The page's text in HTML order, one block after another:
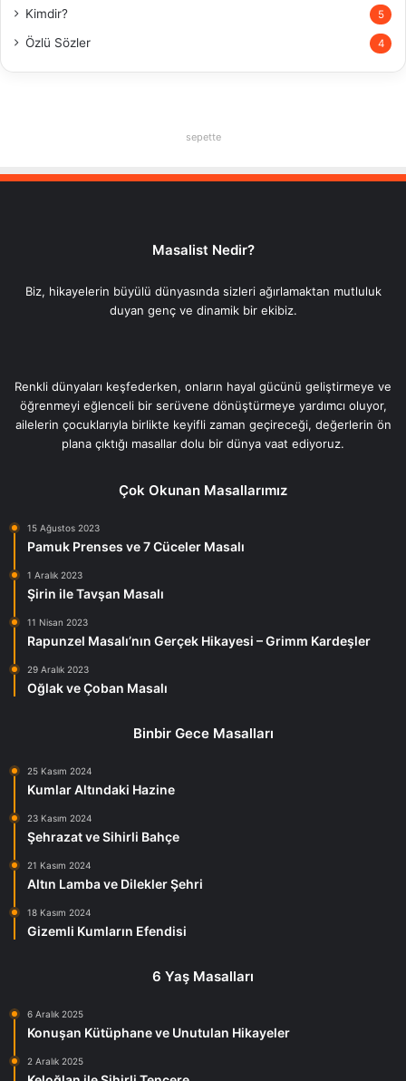
Kimdir? 5
Özlü Sözler 4
sepette
Masalist Nedir?
Biz, hikayelerin büyülü dünyasında sizleri ağırlamaktan mutluluk
duyan genç ve dinamik bir ekibiz.
Renkli dünyaları keşfederken, onların hayal gücünü geliştirmeye ve
öğrenmeyi eğlenceli bir serüvene dönüştürmeye yardımcı oluyor,
ailelerin çocuklarıyla birlikte keyifli zaman geçireceği, değerlerin ön
plana çıktığı masallar dolu bir dünya vaat ediyoruz.
Çok Okunan Masallarımız
15 Ağustos 2023
Pamuk Prenses ve 7 Cüceler Masalı
1 Aralık 2023
Şirin ile Tavşan Masalı
11 Nisan 2023
Rapunzel Masalı’nın Gerçek Hikayesi – Grimm Kardeşler
29 Aralık 2023
Oğlak ve Çoban Masalı
Binbir Gece Masalları
25 Kasım 2024
Kumlar Altındaki Hazine
23 Kasım 2024
Şehrazat ve Sihirli Bahçe
21 Kasım 2024
Altın Lamba ve Dilekler Şehri
18 Kasım 2024
Gizemli Kumların Efendisi
6 Yaş Masalları
6 Aralık 2025
Konuşan Kütüphane ve Unutulan Hikayeler
2 Aralık 2025